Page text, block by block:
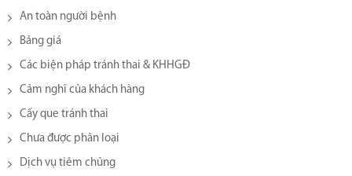
An toàn người bệnh
Bảng giá
Các biện pháp tránh thai & KHHGĐ
Cảm nghĩ của khách hàng
Cấy que tránh thai
Chưa được phân loại
Dịch vụ tiêm chủng